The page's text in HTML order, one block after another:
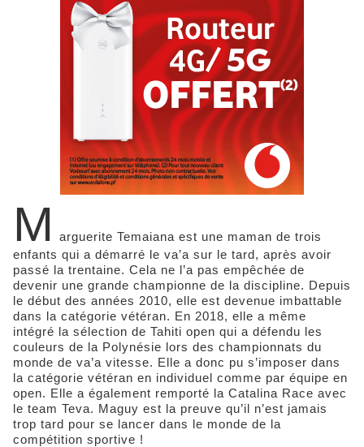
M
arguerite Temaiana est une maman de trois
enfants qui a démarré le va’a sur le tard, après avoir
passé la trentaine. Cela ne l’a pas empêchée de
devenir une grande championne de la discipline. Depuis
le début des années 2010, elle est devenue imbattable
dans la catégorie vétéran. En 2018, elle a même
intégré la sélection de Tahiti open qui a défendu les
couleurs de la Polynésie lors des championnats du
monde de va’a vitesse. Elle a donc pu s’imposer dans
la catégorie vétéran en individuel comme par équipe en
open. Elle a également remporté la Catalina Race avec
le team Teva. Maguy est la preuve qu’il n’est jamais
trop tard pour se lancer dans le monde de la
compétition sportive !